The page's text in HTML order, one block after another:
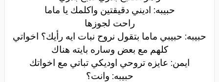
حبيبه: اديني دقيقتين واكلمك يا ماما
راحت لجوزها
حبيبه: حبيبي ماما بتقول نروح نبات ايه رأيك؟ اخواتي
كلهم مع بعض وساره بايته هناك
ايمن: عايزه تروحي اوديكي تباتي مع اخواتك
حبيبه: وانت؟